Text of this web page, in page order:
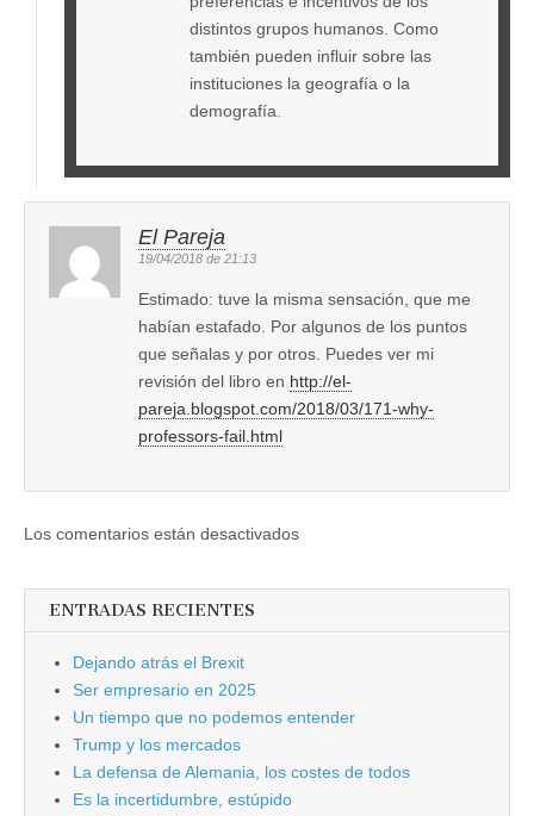
distintos grupos humanos. Como
también pueden influir sobre las
instituciones la geografía o la
demografía.
El Pareja
19/04/2018 de 21:13
Estimado: tuve la misma sensación, que me
habían estafado. Por algunos de los puntos
que señalas y por otros. Puedes ver mi
revisión del libro en http://el-
pareja.blogspot.com/2018/03/171-why-
professors-fail.html
Los comentarios están desactivados
ENTRADAS RECIENTES
Dejando atrás el Brexit
Ser empresario en 2025
Un tiempo que no podemos entender
Trump y los mercados
La defensa de Alemania, los costes de todos
Es la incertidumbre, estúpido